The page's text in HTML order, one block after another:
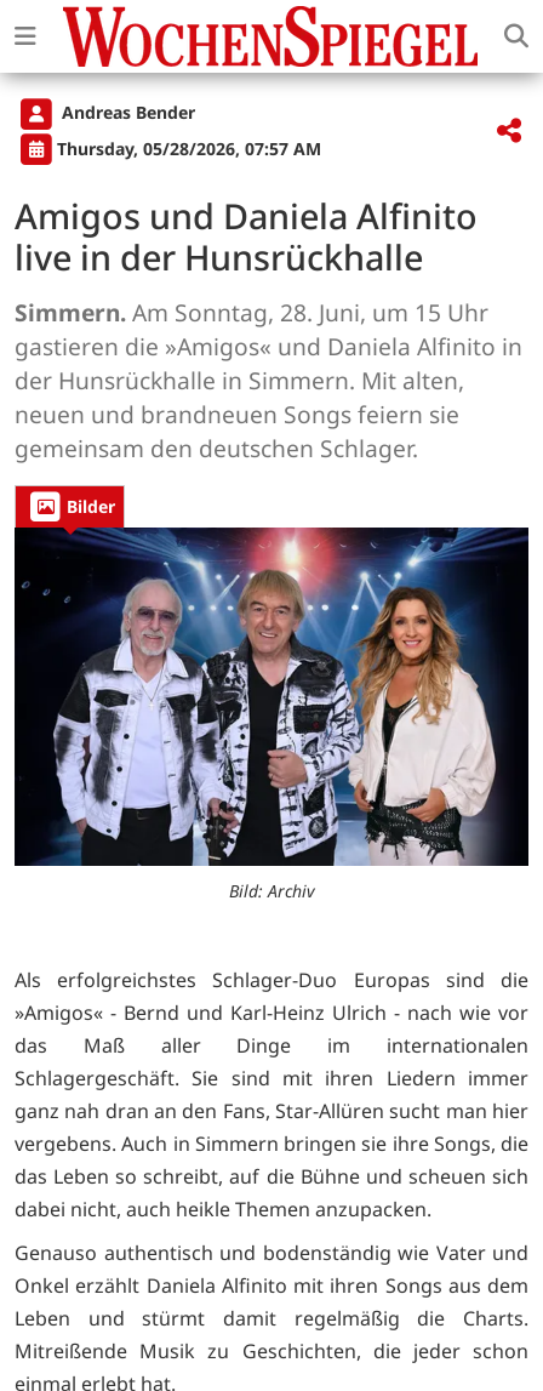
Andreas Bender
Thursday, 05/28/2026, 07:57 AM
Amigos und Daniela Alfinito
live in der Hunsrückhalle
Simmern.Am Sonntag, 28. Juni, um 15 Uhr
gastieren die »Amigos« und Daniela Alfinito in
der Hunsrückhalle in Simmern. Mit alten,
neuen und brandneuen Songs feiern sie
gemeinsam den deutschen Schlager.
Bilder
Bild: Archiv
Als erfolgreichstes Schlager-Duo Europas sind die
»Amigos« - Bernd und Karl-Heinz Ulrich - nach wie vor
das Maß aller Dinge im internationalen
Schlagergeschäft. Sie sind mit ihren Liedern immer
ganz nah dran an den Fans, Star-Allüren sucht man hier
vergebens. Auch in Simmern bringen sie ihre Songs, die
das Leben so schreibt, auf die Bühne und scheuen sich
dabei nicht, auch heikle Themen anzupacken.
Genauso authentisch und bodenständig wie Vater und
Onkel erzählt Daniela Alfinito mit ihren Songs aus dem
Leben und stürmt damit regelmäßig die Charts.
Mitreißende Musik zu Geschichten, die jeder schon
einmal erlebt hat.